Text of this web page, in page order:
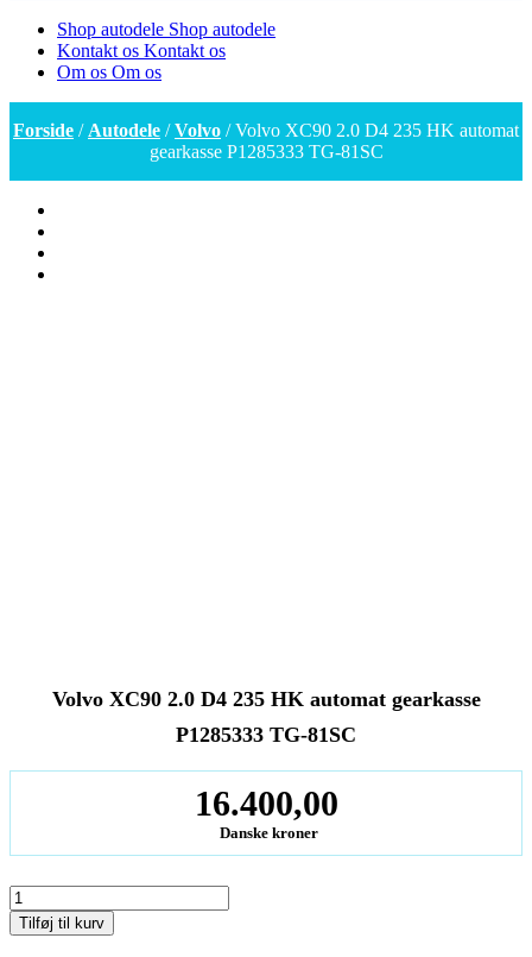
Shop autodele Shop autodele
Kontakt os Kontakt os
Om os Om os
Forside / Autodele /Volvo / Volvo XC90 2.0 D4 235 HK automat
gearkasse P1285333 TG-81SC
Volvo XC90 2.0 D4 235 HK automat gearkasse
P1285333 TG-81SC
16.400,00
Danske kroner
Volvo
XC90
2.0
Tilføj til kurv